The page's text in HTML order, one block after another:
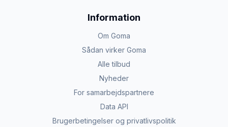
Information
Om Goma
Sådan virker Goma
Alle tilbud
Nyheder
For samarbejdspartnere
Data API
Brugerbetingelser og privatlivspolitik